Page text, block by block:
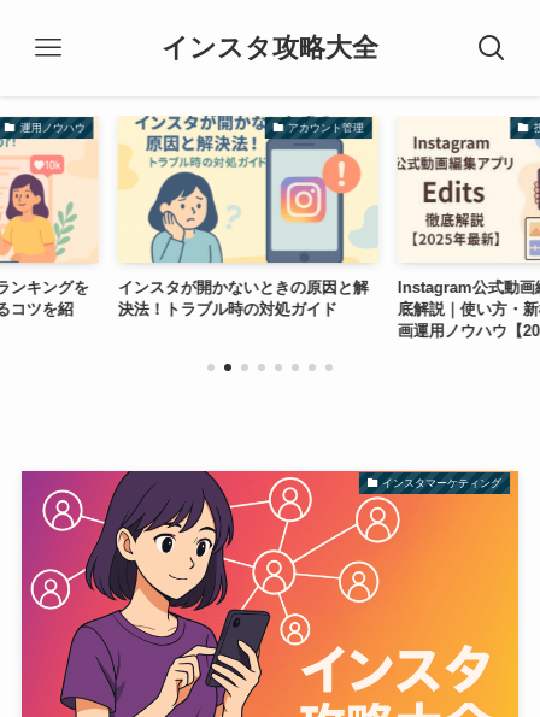
インスタ攻略大全
アカウント管理
ないときの原因と解
時の対処ガイド
投稿・ストーリー活用
Instagram公式動画編集「Edits」徹
底解説｜使い方・新機能・伸びる動
インスタ
処法と予
インスタマーケティング